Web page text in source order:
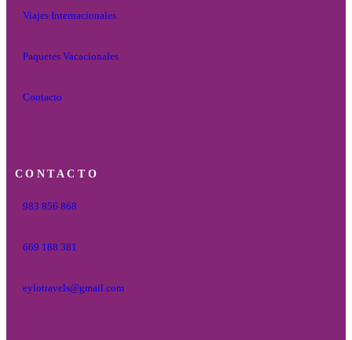
Viajes Internacionales
Paquetes Vacacionales
Contacto
CONTACTO
983 856 868
669 188 381
eylotravels@gmail.com